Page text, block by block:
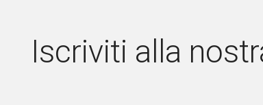
Iscriviti alla